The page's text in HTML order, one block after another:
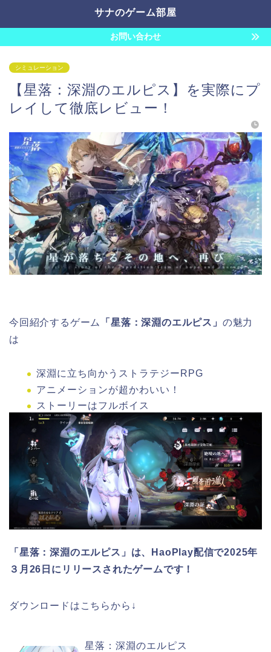
サナのゲーム部屋
お問い合わせ
シミュレーション
【星落：深淵のエルピス】を実際にプ
レイして徹底レビュー！
今回紹介するゲーム 「星落：深淵のエルピス」 の魅力
は
深淵に立ち向かうストラテジーRPG
アニメーションが超かわいい！
ストーリーはフルボイス
「星落：深淵のエルピス」は、HaoPlay配信で2025年
３月26日にリリースされたゲームです！
ダウンロードはこちらから↓
星落：深淵のエルピス